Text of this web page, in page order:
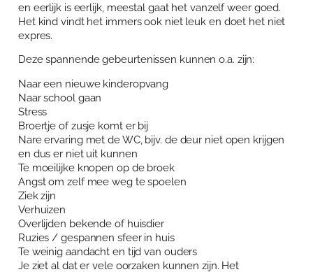
en eerlijk is eerlijk, meestal gaat het vanzelf weer goed.
Het kind vindt het immers ook niet leuk en doet het niet
expres.
Deze spannende gebeurtenissen kunnen o.a. zijn:
Naar een nieuwe kinderopvang
Naar school gaan
Stress
Broertje of zusje komt er bij
Nare ervaring met de WC, bijv. de deur niet open krijgen
en dus er niet uit kunnen
Te moeilijke knopen op de broek
Angst om zelf mee weg te spoelen
Ziek zijn
Verhuizen
Overlijden bekende of huisdier
Ruzies / gespannen sfeer in huis
Te weinig aandacht en tijd van ouders
Je ziet al dat er vele oorzaken kunnen zijn. Het